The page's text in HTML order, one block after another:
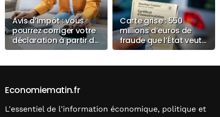
Avis d’Impôt : vous
pourrez corriger votre
déclaration à partir du
29 juillet
Carte grise : 550
millions d’euros de
fraude que l’État veut
récupérer
Economiematin.fr
L'essentiel de l'information économique, politique et